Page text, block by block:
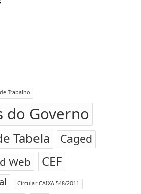
Trabalho
do Governo
Tabela Caged
Web CEF
Circular CAIXA 548/2011